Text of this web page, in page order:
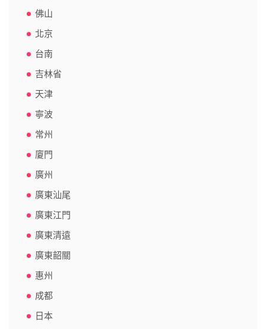
佛山
北京
台南
吉林省
天津
寧波
常州
廈門
廣州
廣東汕尾
廣東江門
廣東清遠
廣東韶關
惠州
成都
日本